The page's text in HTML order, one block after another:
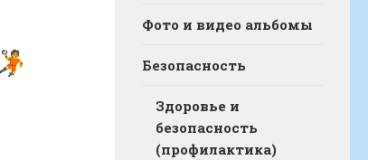
Фото и видео альбомы
Безопасность
Здоровье и
безопасность
(профилактика)